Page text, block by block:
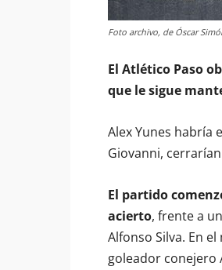
Foto archivo, de Óscar
El Atlético Paso
que le sigue
Alex Yunes habría
Giovanni,
El partido
acierto, frente a
Alfonso Silva. En
goleador conejero